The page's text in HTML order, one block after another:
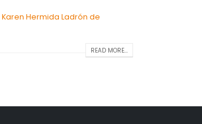
Karen Hermida Ladrón de
READ MORE...